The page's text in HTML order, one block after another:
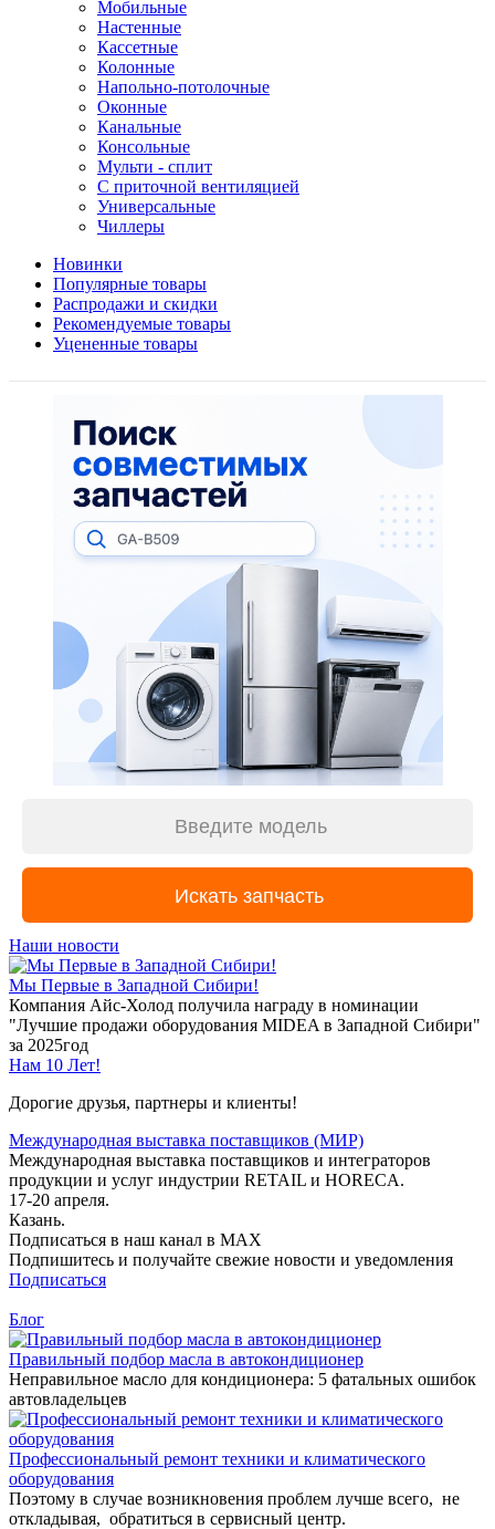
Мобильные
Настенные
Кассетные
Колонные
Напольно-потолочные
Оконные
Канальные
Консольные
Мульти - сплит
С приточной вентиляцией
Универсальные
Чиллеры
Новинки
Популярные товары
Распродажи и скидки
Рекомендуемые товары
Уцененные товары
Наши новости
Мы Первые в Западной Сибири!
Компания Айс-Холод получила награду в номинации
"Лучшие продажи оборудования MIDEA в Западной Сибири"
за 2025год
Нам 10 Лет!
Дорогие друзья, партнеры и клиенты!
Международная выставка поставщиков (МИР)
Международная выставка поставщиков и интеграторов
продукции и услуг индустрии RETAIL и HORECA.
17-20 апреля.
Казань.
Подписаться в наш канал в MAX
Подпишитесь и получайте свежие новости и уведомления
Подписаться
Блог
Правильный подбор масла в автокондиционер
Неправильное масло для кондиционера: 5 фатальных ошибок
автовладельцев
Профессиональный ремонт техники и климатического
оборудования
Поэтому в случае возникновения проблем лучше всего, не
откладывая, обратиться в сервисный центр.